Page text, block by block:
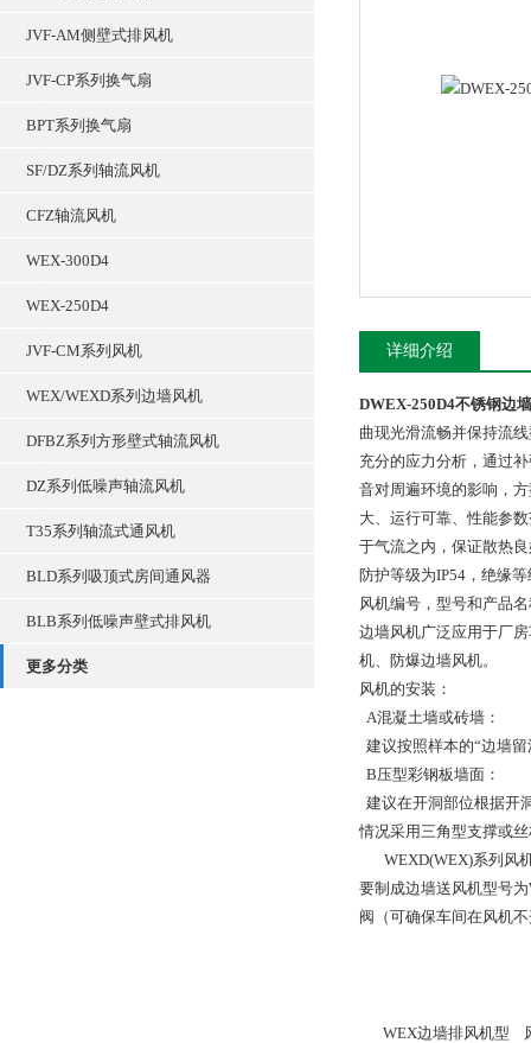
JVF-AM侧壁式排风机
JVF-CP系列换气扇
BPT系列换气扇
SF/DZ系列轴流风机
CFZ轴流风机
WEX-300D4
WEX-250D4
JVF-CM系列风机
WEX/WEXD系列边墙风机
DFBZ系列方形壁式轴流风机
DZ系列低噪声轴流风机
T35系列轴流式通风机
BLD系列吸顶式房间通风器
BLB系列低噪声壁式排风机
更多分类
详细介绍
DWEX-250D4不锈钢边
曲现光滑流畅并保持流
充分的应力分析，通过
音对周遍环境的影响，
大、运行可靠、性能参
于气流之内，保证散热
防护等级为IP54，绝缘
风机编号，型号和产品
边墙风机广泛应用于厂
机、防爆边墙风机。
风机的安装：
A混凝土墙或砖墙：
建议按照样本的“边墙
B压型彩钢板墙面：
建议在开洞部位根据开
情况采用三角型支撑或
WEXD(WEX)系列风机
要制成边墙送风机型号
阀（可确保车间在风机
WEX边墙排风机型